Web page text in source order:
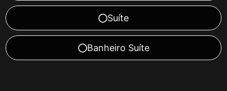
Suíte
Banheiro Suíte